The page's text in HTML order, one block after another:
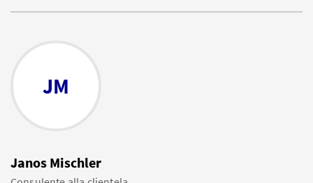
JM
Janos Mischler